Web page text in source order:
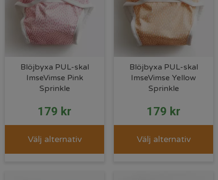
Blöjbyxa PUL-skal
ImseVimse Pink
Sprinkle
179 kr
Välj alternativ
Blöjbyxa PUL-skal
ImseVimse Yellow
Sprinkle
179 kr
Välj alternativ